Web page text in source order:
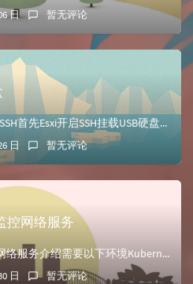
日 暂无评论
【Esxi】添加USB硬盘盒开启SSH首先Esxi开启SSH挂载USB硬盘在没有插入USB硬盘前的操作/etc/init.d/usbarbitrator ...
日 暂无评论
控网络服务
基于Kubernetes集群的监控网络服务介绍需要以下环境Kubernetes集群Blackbox工具Grafana、Prometheus监控大致功能：通...
日 暂无评论